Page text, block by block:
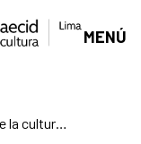
MENÚ
Declaratoria de artistas en defensa de la cultura frente al cambio climático